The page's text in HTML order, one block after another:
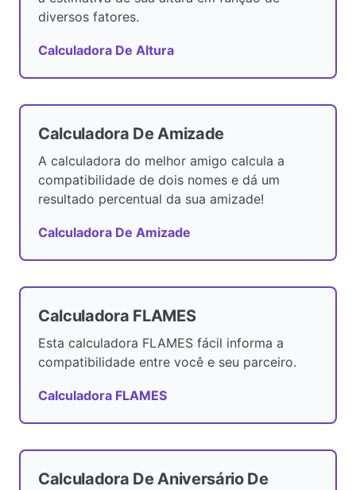
diversos fatores.
Calculadora De Altura
Calculadora De Amizade
A calculadora do melhor amigo calcula a
compatibilidade de dois nomes e dá um
resultado percentual da sua amizade!
Calculadora De Amizade
Calculadora FLAMES
Esta calculadora FLAMES fácil informa a
compatibilidade entre você e seu parceiro.
Calculadora FLAMES
Calculadora De Aniversário De